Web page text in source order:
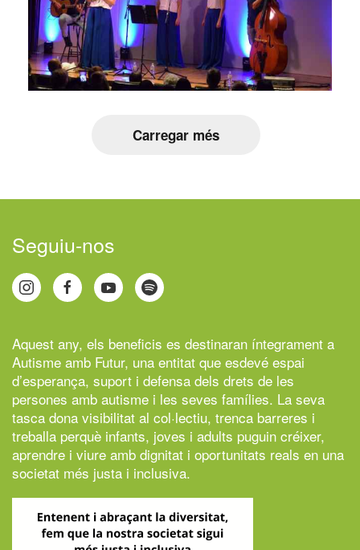
Carregar més
Seguiu-nos
Aquest any, els beneficis es destinaran íntegrament a
Autisme amb Futur, una entitat que esdevé espai
d’esperança, suport i defensa dels drets de les
persones amb autisme i les seves famílies. La seva
tasca dona visibilitat al col·lectiu, trenca barreres i
treballa perquè infants, joves i adults puguin créixer,
aprendre i viure amb dignitat i oportunitats reals en una
societat més justa i inclusiva.